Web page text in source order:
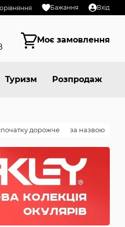
Бажання Вхід
Моє замовлення
Туризм Розпродаж
дорожче за назвою